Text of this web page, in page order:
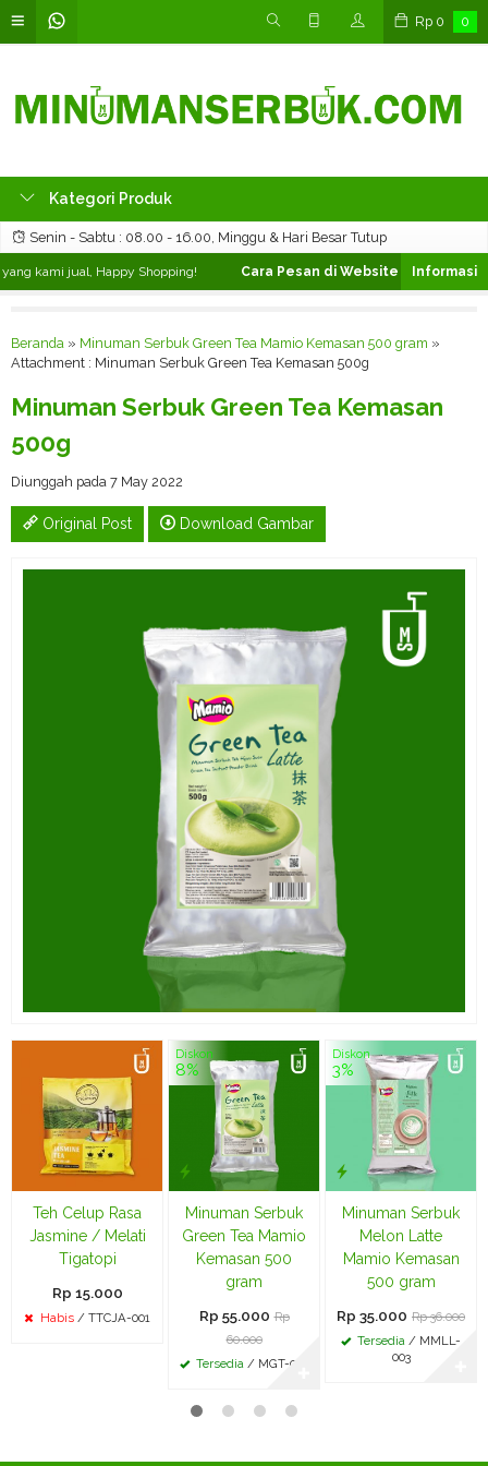
Rp 0 0
Kategori Produk
Senin - Sabtu : 08.00 - 16.00, Minggu & Hari Besar Tutup
kami jual, Happy Shopping! Cara Pesan di Website ❯ Silahkan
Beranda » Minuman Serbuk Green Tea Mamio Kemasan 500 gram »
Attachment : Minuman Serbuk Green Tea Kemasan 500g
Minuman Serbuk Green Tea Kemasan
500g
Diunggah pada 7 May 2022
Original Post Download Gambar
Teh Celup Rasa
Jasmine / Melati
Tigatopi
Rp 15.000
Habis / TTCJA-001
Diskon
8%
Minuman Serbuk
Green Tea Mamio
Kemasan 500
gram
Rp 55.000 Rp
60.000
Tersedia / MGT-003
Diskon
3%
Minuman Serbuk
Melon Latte
Mamio Kemasan
500 gram
Rp 35.000 Rp 36.000
Tersedia / MMLL-
003